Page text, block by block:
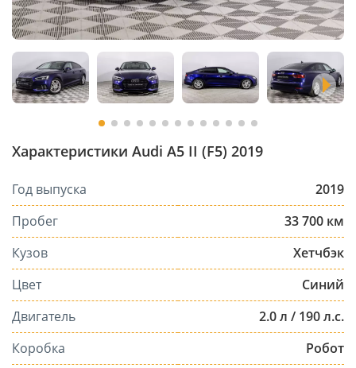
Характеристики Audi A5 II (F5) 2019
Год выпуска
2019
Пробег
33 700 км
Кузов
Хетчбэк
Цвет
Синий
Двигатель
2.0 л / 190 л.с.
Коробка
Робот